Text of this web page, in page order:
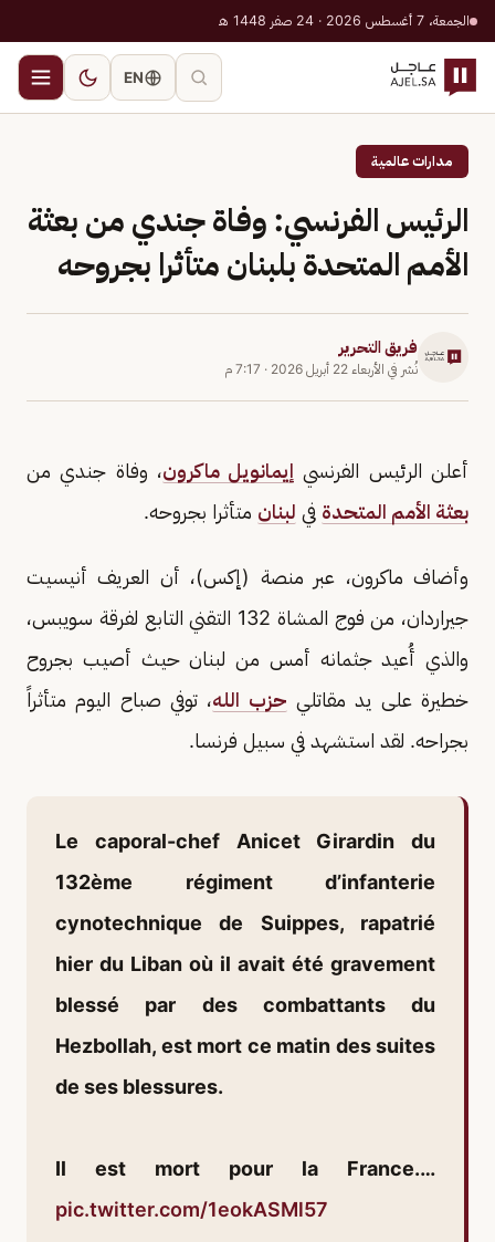
الجمعة، 7 أغسطس 2026 · 24 صفر 1448 هـ
EN
مدارات عالمية
الرئيس الفرنسي: وفاة جندي من بعثة
الأمم المتحدة بلبنان متأثرا بجروحه
فريق التحرير
نُشر في الأربعاء 22 أبريل 2026 · 7:17 م
أعلن الرئيس الفرنسي إيمانويل ماكرون، وفاة جندي من
بعثة الأمم المتحدة في لبنان متأثرا بجروحه.
وأضاف ماكرون، عبر منصة (إكس)، أن العريف أنيسيت
جيراردان، من فوج المشاة 132 التقني التابع لفرقة سويبس،
والذي أُعيد جثمانه أمس من لبنان حيث أصيب بجروح
خطيرة على يد مقاتلي حزب الله، توفي صباح اليوم متأثراً
بجراحه. لقد استشهد في سبيل فرنسا.
Le caporal-chef Anicet Girardin du
132ème régiment d’infanterie
cynotechnique de Suippes, rapatrié
hier du Liban où il avait été gravement
blessé par des combattants du
Hezbollah, est mort ce matin des suites
de ses blessures.
Il est mort pour la France.…
pic.twitter.com/1eokASMl57